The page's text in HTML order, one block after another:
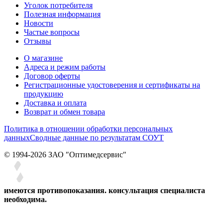
Уголок потребителя
Полезная информация
Новости
Частые вопросы
Отзывы
О магазине
Адреса и режим работы
Договор оферты
Регистрационные удостоверения и сертификаты на
продукцию
Доставка и оплата
Возврат и обмен товара
Политика в отношении обработки персональных
данныхСводные данные по результатам СОУТ
© 1994-2026 ЗАО ″Оптимедсервис″
имеются противопоказания. консультация специалиста
необходима.